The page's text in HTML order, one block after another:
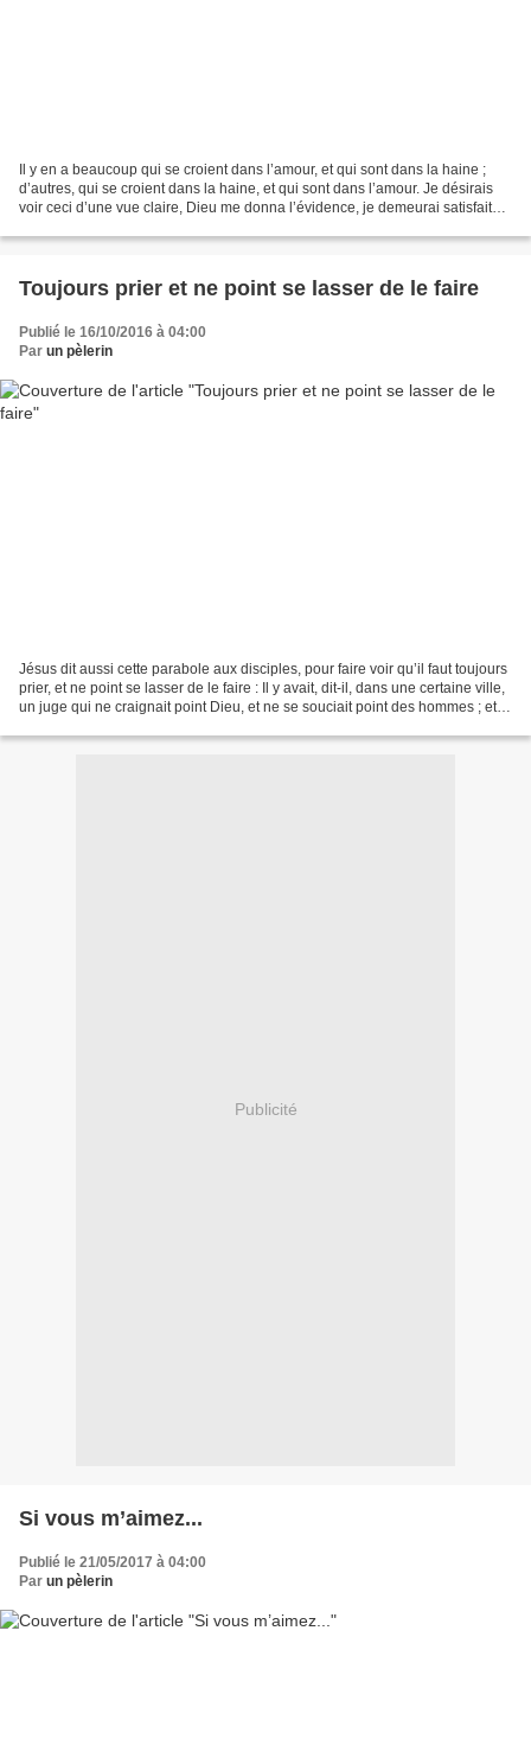
Il y en a beaucoup qui se croient dans l’amour, et qui sont dans la haine ;
d’autres, qui se croient dans la haine, et qui sont dans l’amour. Je désirais
voir ceci d’une vue claire, Dieu me donna l’évidence, je demeurai satisfaite.
Toujours prier et ne point se lasser de le faire
Publié le 16/10/2016 à 04:00
Par un pèlerin
Jésus dit aussi cette parabole aux disciples, pour faire voir qu’il faut toujours
prier, et ne point se lasser de le faire : Il y avait, dit-il, dans une certaine ville,
un juge qui ne craignait point Dieu, et ne se souciait point des hommes ; et il
Publicité
Si vous m’aimez...
Publié le 21/05/2017 à 04:00
Par un pèlerin